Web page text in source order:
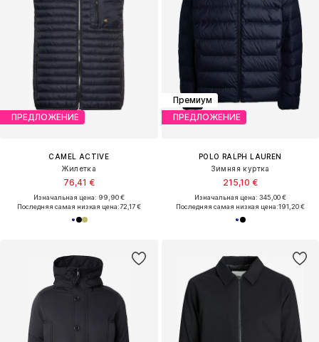
ПРЕДЛОЖЕНИЕ
CAMEL ACTIVE
Жилетка
76,41 €
Изначальная цена: 99,90 €
Последняя самая низкая цена:72,17 €
Премиум
ПРЕДЛОЖЕНИЕ
POLO RALPH LAUREN
Зимняя куртка
215,10 €
Изначальная цена: 345,00 €
Последняя самая низкая цена:191,20 €